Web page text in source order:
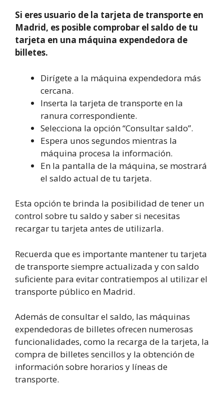
Si eres usuario de la tarjeta de transporte en
Madrid, es posible comprobar el saldo de tu
tarjeta en una máquina expendedora de
billetes.
Dirígete a la máquina expendedora más
cercana.
Inserta la tarjeta de transporte en la
ranura correspondiente.
Selecciona la opción “Consultar saldo”.
Espera unos segundos mientras la
máquina procesa la información.
En la pantalla de la máquina, se mostrará
el saldo actual de tu tarjeta.
Esta opción te brinda la posibilidad de tener un
control sobre tu saldo y saber si necesitas
recargar tu tarjeta antes de utilizarla.
Recuerda que es importante mantener tu tarjeta
de transporte siempre actualizada y con saldo
suficiente para evitar contratiempos al utilizar el
transporte público en Madrid.
Además de consultar el saldo, las máquinas
expendedoras de billetes ofrecen numerosas
funcionalidades, como la recarga de la tarjeta, la
compra de billetes sencillos y la obtención de
información sobre horarios y líneas de
transporte.